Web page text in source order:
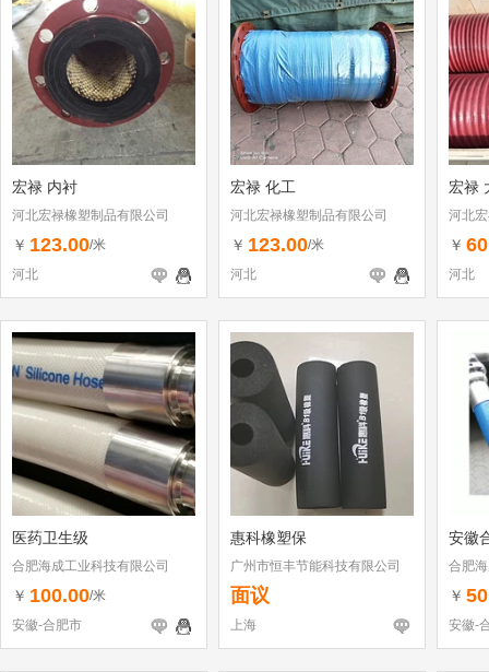
宏禄 内衬
河北宏禄橡塑制品有限公司
￥ 123.00/米
河北
宏禄 化工
河北宏禄橡塑制品有限公司
￥ 123.00/米
河北
宏禄
河北
￥
河北
医药卫生级
合肥海成工业科技有限公司
￥ 100.00/米
安徽-合肥市
惠科橡塑保
广州市恒丰节能科技有限公司
面议
上海
安徽
合肥
￥
安徽-